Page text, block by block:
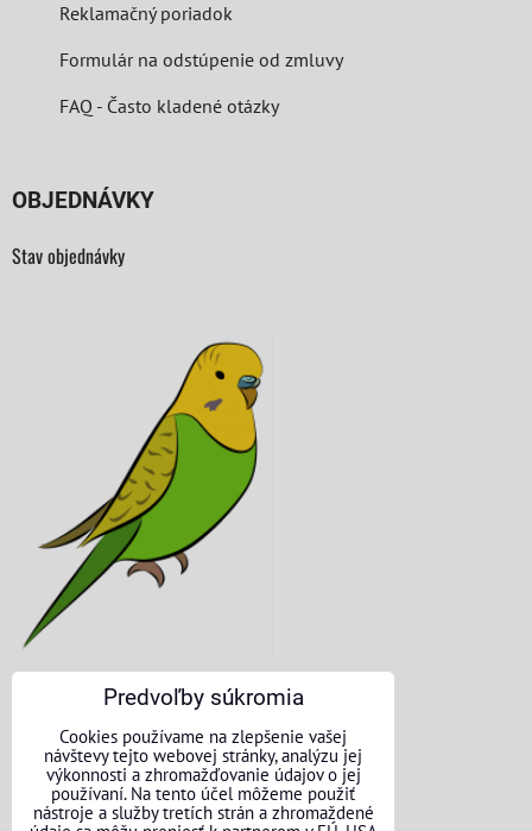
Reklamačný poriadok
Formulár na odstúpenie od zmluvy
FAQ - Často kladené otázky
OBJEDNÁVKY
Stav objednávky
KONTAKTNÉ ÚDAJE
O nás
Kontakt
Predvoľby súkromia
Cookies používame na zlepšenie vašej
návštevy tejto webovej stránky, analýzu jej
výkonnosti a zhromažďovanie údajov o jej
používaní. Na tento účel môžeme použiť
nástroje a služby tretích strán a zhromaždené